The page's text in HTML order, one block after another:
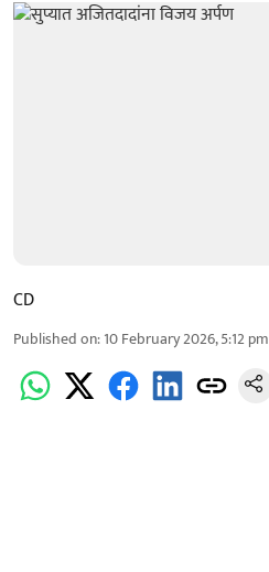
CD
Published on:10 February 2026, 5:12 pm